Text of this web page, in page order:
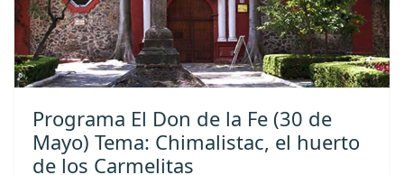
Programa El Don de la Fe (30 de
Mayo) Tema: Chimalistac, el huerto
de los Carmelitas